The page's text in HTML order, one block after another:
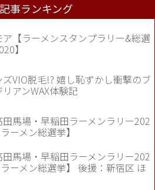
事ランキング
ア【ラーメンスタンプラリー&総選
】
ズVIO脱毛!? 嬉し恥ずかし衝撃のブ
リアンWAX体験記
田馬場・早稲田ラーメンラリー202
ーメン総選挙】
田馬場・早稲田ラーメンラリー202
ーメン総選挙】 後援：新宿区 ほ